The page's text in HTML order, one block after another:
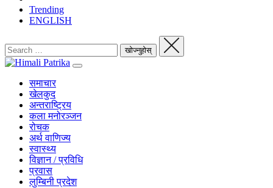
Trending
ENGLISH
समाचार
खेलकुद
अन्तराष्ट्रिय
कला मनोरञ्जन
रोचक
अर्थ वाणिज्य
स्वास्थ्य
विज्ञान / प्रविधि
प्रवास
लुम्बिनी प्रदेश